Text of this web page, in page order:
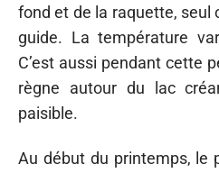
fond et de la raquette, seul
guide. La température
C’est aussi pendant cette
règne autour du lac
paisible.
Au début du printemps, le